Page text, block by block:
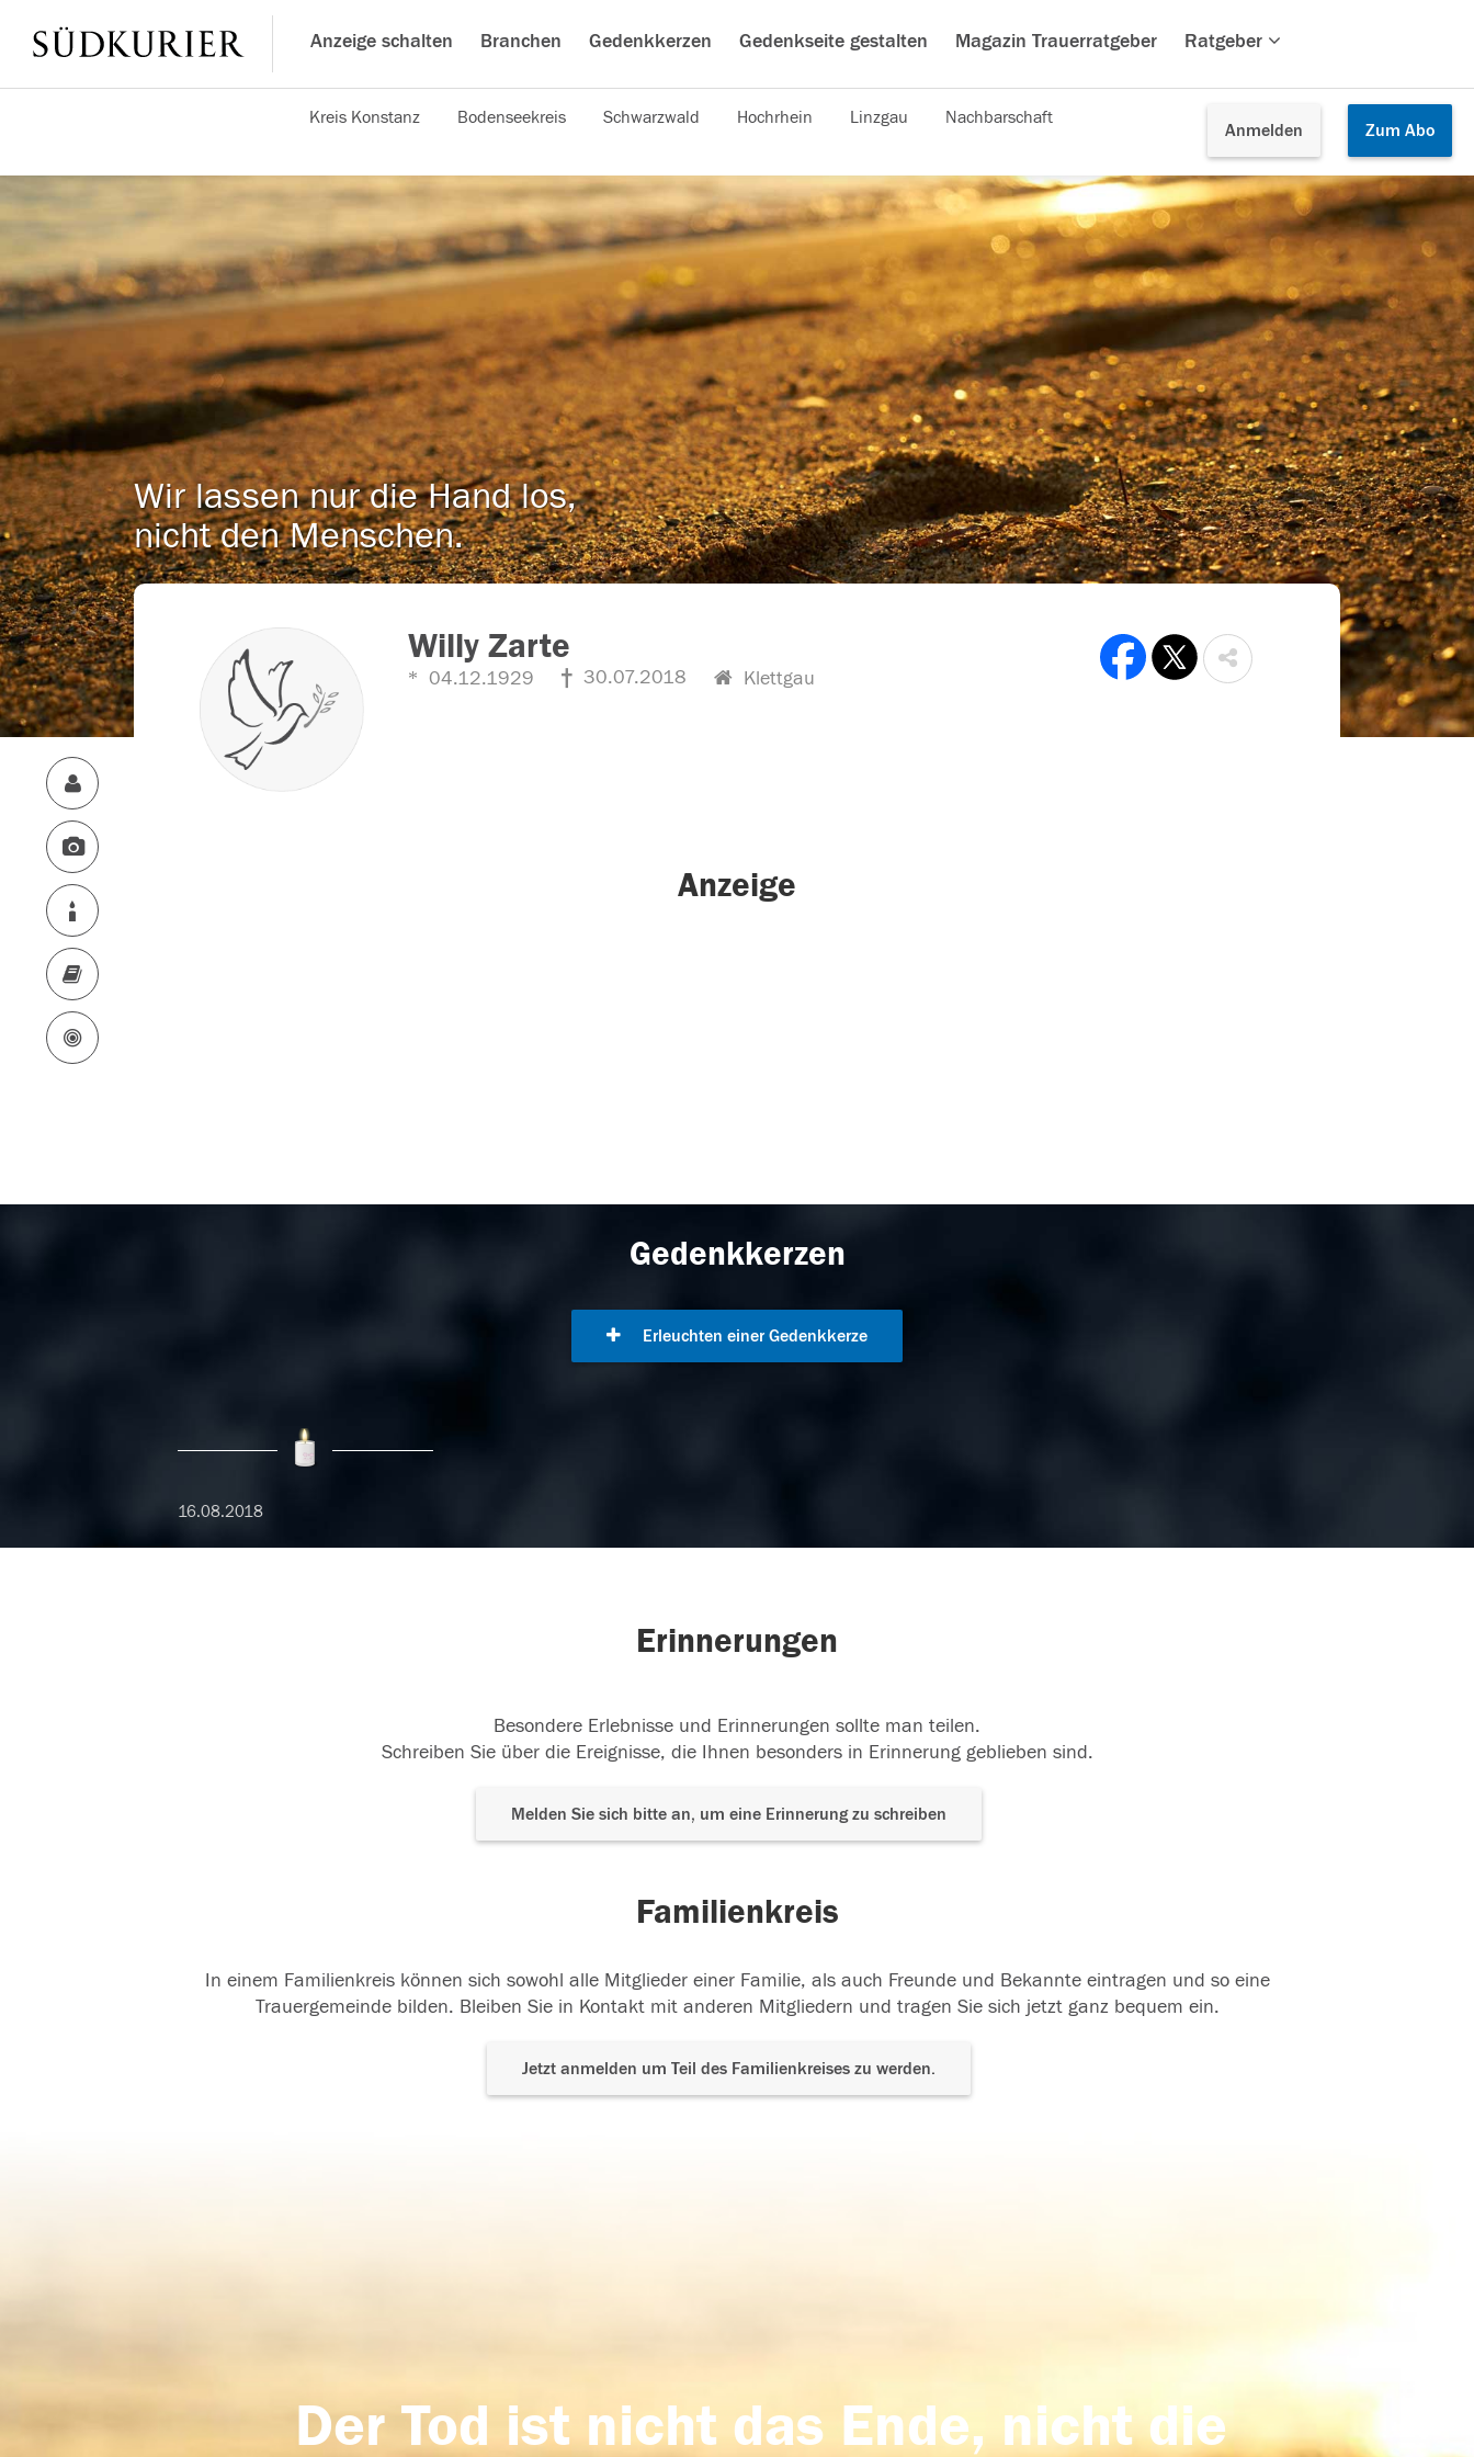
Anzeige schalten Branchen Gedenkkerzen Gedenkseite gestalten Magazin Trauerratgeber Ratgeber
Anmelden Zum Abo
Kreis Konstanz Bodenseekreis Schwarzwald Hochrhein Linzgau Nachbarschaft
Wir lassen nur die Hand los,
nicht den Menschen.
Willy Zarte
04.12.1929 30.07.2018 Klettgau
Anzeige
Gedenkkerzen
Erleuchten einer Gedenkkerze
16.08.2018
Erinnerungen
Besondere Erlebnisse und Erinnerungen sollte man teilen.
Schreiben Sie über die Ereignisse, die Ihnen besonders in Erinnerung geblieben sind.
Melden Sie sich bitte an, um eine Erinnerung zu schreiben
Familienkreis
In einem Familienkreis können sich sowohl alle Mitglieder einer Familie, als auch Freunde und Bekannte eintragen und so eine
Trauergemeinde bilden. Bleiben Sie in Kontakt mit anderen Mitgliedern und tragen Sie sich jetzt ganz bequem ein.
Jetzt anmelden um Teil des Familienkreises zu werden.
Der Tod ist nicht das Ende, nicht die